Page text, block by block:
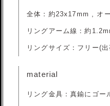
全体：約23x17mm , オ
リングアーム線：約
リングサイズ：フリー(
material
リング金具：真鍮にゴー